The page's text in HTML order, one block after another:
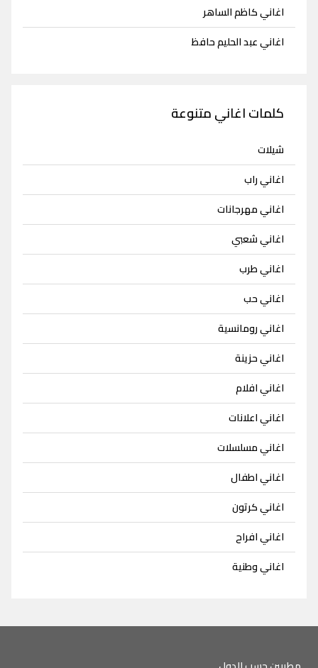
اغاني كاظم الساهر
اغاني عبد الحليم حافظ
كلمات اغاني متنوعة
شيلات
اغاني راب
اغاني مهرجانات
اغاني شعبي
اغاني طرب
اغاني حب
اغاني رومانسية
اغاني حزينة
اغاني افلام
اغاني اعلانات
اغاني مسلسلات
اغاني اطفال
اغاني كرتون
اغاني افراح
اغاني وطنية